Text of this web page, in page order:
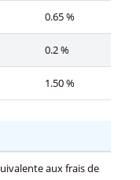
0.65 %
0.2 %
1.50 %
aux frais de